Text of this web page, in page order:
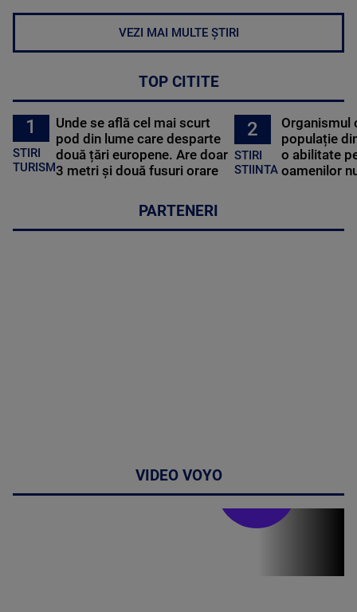
VEZI MAI MULTE ȘTIRI
TOP CITITE
1
STIRI
TURISM
Unde se află cel mai scurt
pod din lume care desparte
două țări europene. Are doar
3 metri și două fusuri orare
2
STIRI
STIINTA
Organismul
populație
o abilitate
oamenilor
PARTENERI
VIDEO VOYO
Stirile PRO TV